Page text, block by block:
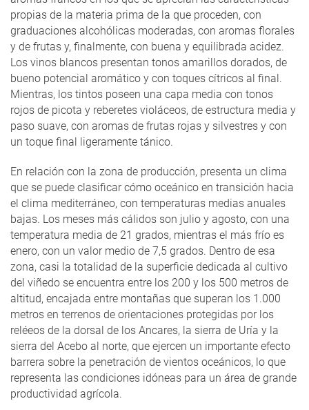
propias de la materia prima de la que proceden, con
graduaciones alcohólicas moderadas, con aromas florales
y de frutas y, finalmente, con buena y equilibrada acidez.
Los vinos blancos presentan tonos amarillos dorados, de
bueno potencial aromático y con toques cítricos al final.
Mientras, los tintos poseen una capa media con tonos
rojos de picota y reberetes violáceos, de estructura media y
paso suave, con aromas de frutas rojas y silvestres y con
un toque final ligeramente tánico.
En relación con la zona de producción, presenta un clima
que se puede clasificar cómo oceánico en transición hacia
el clima mediterráneo, con temperaturas medias anuales
bajas. Los meses más cálidos son julio y agosto, con una
temperatura media de 21 grados, mientras el más frío es
enero, con un valor medio de 7,5 grados. Dentro de esa
zona, casi la totalidad de la superficie dedicada al cultivo
del viñedo se encuentra entre los 200 y los 500 metros de
altitud, encajada entre montañas que superan los 1.000
metros en terrenos de orientaciones protegidas por los
reléeos de la dorsal de los Ancares, la sierra de Uría y la
sierra del Acebo al norte, que ejercen un importante efecto
barrera sobre la penetración de vientos oceánicos, lo que
representa las condiciones idóneas para un área de grande
productividad agrícola.